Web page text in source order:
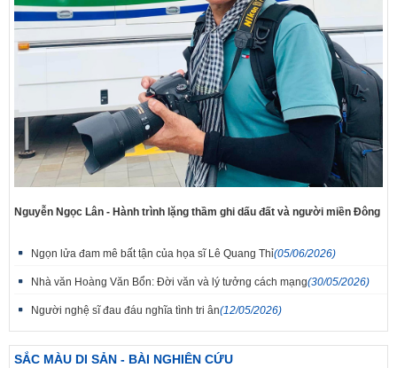
Nguyễn Ngọc Lân - Hành trình lặng thầm ghi dấu đất và người miền Đông
Ngọn lửa đam mê bất tận của họa sĩ Lê Quang Thỉ(05/06/2026)
Nhà văn Hoàng Văn Bổn: Đời văn và lý tưởng cách mạng(30/05/2026)
Người nghệ sĩ đau đáu nghĩa tình tri ân(12/05/2026)
SẮC MÀU DI SẢN - BÀI NGHIÊN CỨU